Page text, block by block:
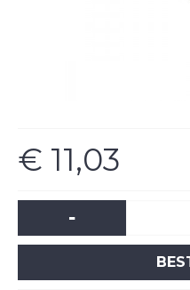
€ 11,03
-